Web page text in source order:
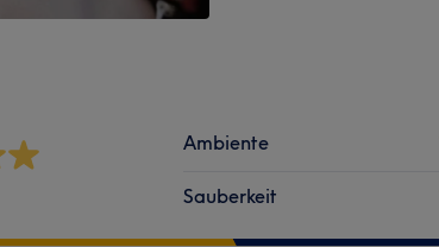
Ambiente
Sauberkeit